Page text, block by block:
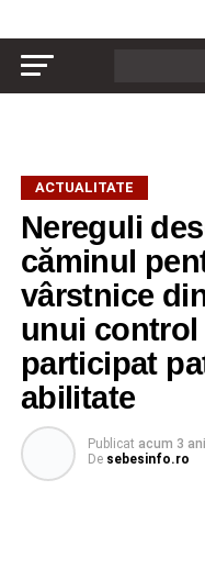
ACTUALITATE
Nereguli
căminul
vârstnice
unui control
participat
abilitate
Publicat acum 3 ani
De sebesinfo.ro